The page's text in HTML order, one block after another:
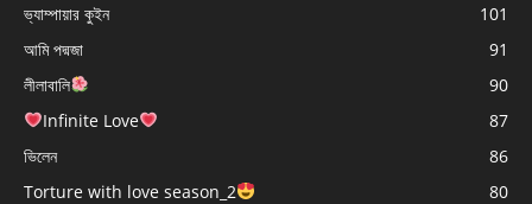
ভ্যাম্পায়ার কুইন
101
আমি পদ্মজা
91
লীলাবালি
90
Infinite Love
87
ভিলেন
86
Torture with love season_2
80